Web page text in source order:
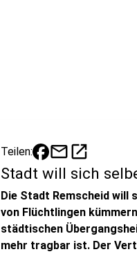
Teilen: mailopen_in_new
Stadt will sich
Die Stadt Remscheid will
von Flüchtlingen
städtischen
mehr tragbar ist. Der